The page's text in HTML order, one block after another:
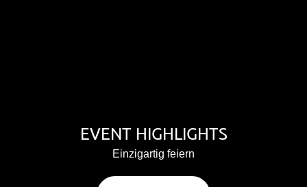
EVENT HIGHLIGHTS
Einzigartig feiern